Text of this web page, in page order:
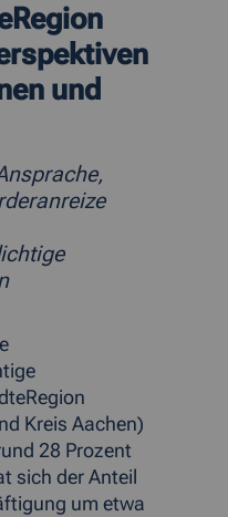
und
Kreis Aachen)
28 Prozent
sich der Anteil
um etwa